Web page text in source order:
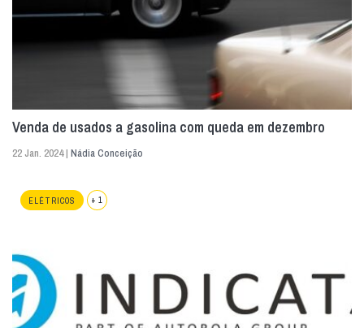
Venda de usados a gasolina com queda em dezembro
22 Jan. 2024 | Nádia Conceição
ELÉTRICOS + 1